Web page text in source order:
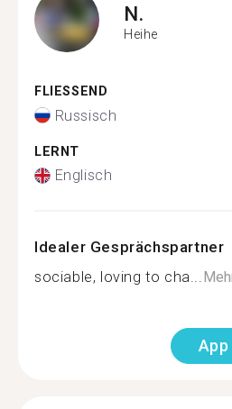
N.
Heihe
FLIESSEND
Russisch
LERNT
Englisch
Idealer Gesprächspartner
sociable, loving to cha...